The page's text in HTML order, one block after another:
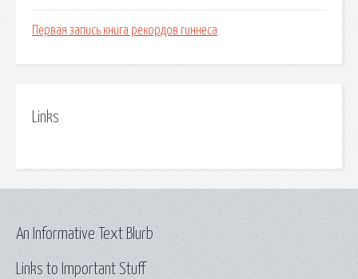
Первая запись книга рекордов гиннеса
Links
Links to Important Stuff
An Informative Text Blurb